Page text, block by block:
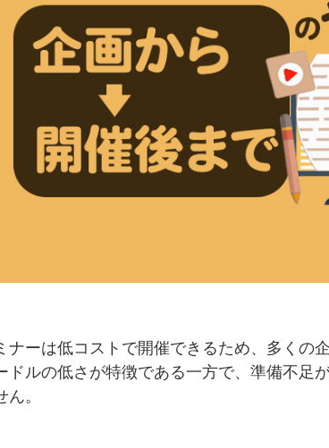
ナーは低コストで開催できるため、多くの
ドルの低さが特徴である一方で、準備不足
。